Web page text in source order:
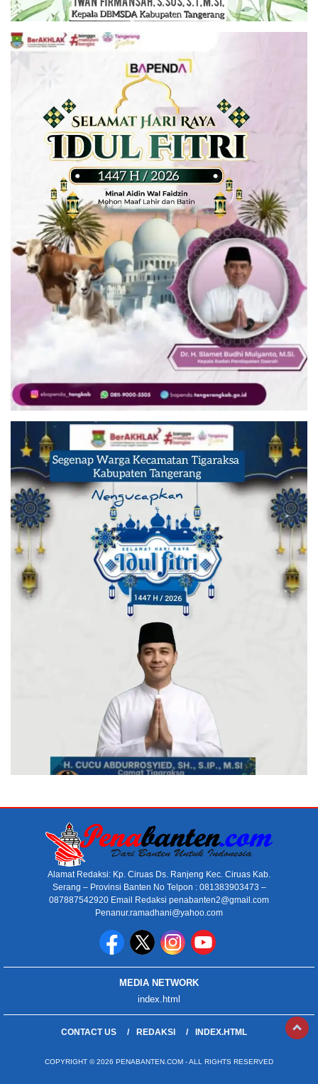
Alamat Redaksi: Kp. Ciruas Ds. Ranjeng Kec. Ciruas Kab.
Serang – Provinsi Banten No Telpon : 081383903473 –
087887542920 Email Redaksi penabanten2@gmail.com
Penanur.ramadhani@yahoo.com
MEDIA NETWORK
index.html
CONTACT US REDAKSI INDEX.HTML
COPYRIGHT © 2026 PENABANTEN.COM - ALL RIGHTS RESERVED